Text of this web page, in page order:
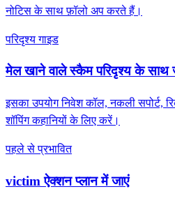
नोटिस के साथ फ़ॉलो अप करते हैं।
परिदृश्य गाइड
मेल खाने वाले स्कैम परिदृश्य के साथ
इसका उपयोग निवेश कॉल, नकली सपोर्ट,
शॉपिंग कहानियों के लिए करें।
पहले से प्रभावित
victim ऐक्शन प्लान में जाएं